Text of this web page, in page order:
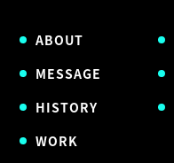
ABOUT
MESSAGE
HISTORY
WORK